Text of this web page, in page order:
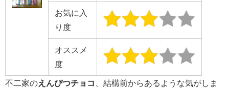
お気に入
り度
オススメ
度
不二家のえんぴつチョコ
、結構前からあるような気がしま